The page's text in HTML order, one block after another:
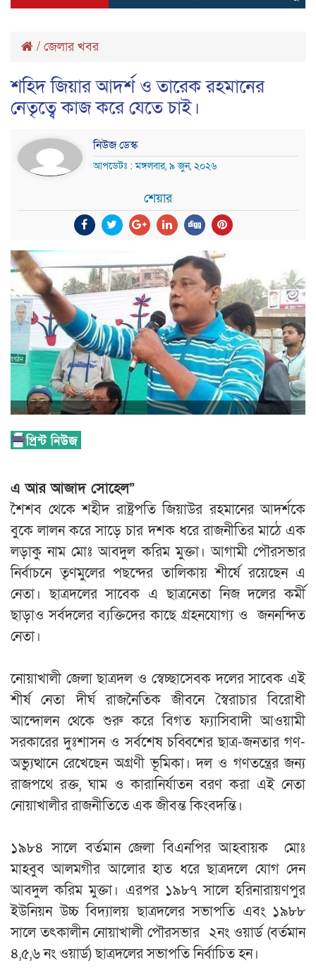
/ জেলার খবর
শহিদ জিয়ার আদর্শ ও তারেক রহমানের
নেতৃত্বে কাজ করে যেতে চাই।
নিউজ ডেস্ক
আপডেটঃ : মঙ্গলবার, ৯ জুন, ২০২৬
শেয়ার
এ আর আজাদ সোহেল”
‎শৈশব থেকে শহীদ রাষ্ট্রপতি জিয়াউর রহমানের আদর্শকে
বুকে লালন করে সাড়ে চার দশক ধরে রাজনীতির মাঠে এক
লড়াকু নাম মোঃ আবদুল করিম মুক্তা। আগামী পৌরসভার
নির্বাচনে তৃণমুলের পছন্দের তালিকায় শীর্ষে রয়েছেন এ
নেতা। ছাত্রদলের সাবেক এ ছাত্রনেতা নিজ দলের কর্মী
ছাড়াও সর্বদলের ব্যক্তিদের কাছে গ্রহনযোগ্য ও জননন্দিত
নেতা।
‎নোয়াখালী জেলা ছাত্রদল ও স্বেচ্ছাসেবক দলের সাবেক এই
শীর্ষ নেতা দীর্ঘ রাজনৈতিক জীবনে স্বৈরাচার বিরোধী
আন্দোলন থেকে শুরু করে বিগত ফ্যাসিবাদী আওয়ামী
সরকারের দুঃশাসন ও সর্বশেষ চব্বিশের ছাত্র-জনতার গণ-
অভ্যুত্থানে রেখেছেন অগ্রণী ভূমিকা। দল ও গণতন্ত্রের জন্য
রাজপথে রক্ত, ঘাম ও কারানির্যাতন বরণ করা এই নেতা
নোয়াখালীর রাজনীতিতে এক জীবন্ত কিংবদন্তি। ​
‎​১৯৮৪ সালে বর্তমান জেলা বিএনপির আহবায়ক মোঃ
মাহবুব আলমগীর আলোর হাত ধরে ছাত্রদলে যোগ দেন
আবদুল করিম মুক্তা। এরপর ১৯৮৭ সালে হরিনারায়ণপুর
ইউনিয়ন উচ্চ বিদ্যালয় ছাত্রদলের সভাপতি এবং ১৯৮৮
সালে তৎকালীন নোয়াখালী পৌরসভার ২নং ওয়ার্ড (বর্তমান
৪,৫,৬ নং ওয়ার্ড) ছাত্রদলের সভাপতি নির্বাচিত হন।